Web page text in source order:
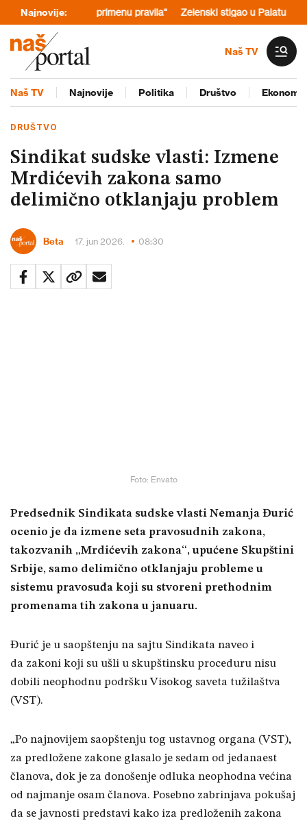
Najnovije:
jednaku primenu pravila“ Zelenski stigao u Palatu Srbije: U
Naš TV
Naš TV Najnovije Politika Društvo
DRUŠTVO
Sindikat sudske vlasti: Izmene
Mrdićevih zakona samo
delimično otklanjaju problem
Beta 17. jun 2026. 08:30
Foto: Envato
Predsednik Sindikata sudske vlasti Nemanja Đurić
ocenio je da izmene seta pravosudnih zakona,
takozvanih „Mrdićevih zakona“, upućene Skupštini
Srbije, samo delimično otklanjaju probleme u
sistemu pravosuđa koji su stvoreni prethodnim
promenama tih zakona u januaru.
Đurić je u saopštenju na sajtu Sindikata naveo i
da zakoni koji su ušli u skupštinsku proceduru nisu
dobili neophodnu podršku Visokog saveta tužilaštva
(VST).
„Po najnovijem saopštenju tog ustavnog organa (VST),
za predložene zakone glasalo je sedam od jedanaest
članova, dok je za donošenje odluka neophodna većina
od najmanje osam članova. Posebno zabrinjava pokušaj
da se javnosti predstavi kako iza predloženih zakona